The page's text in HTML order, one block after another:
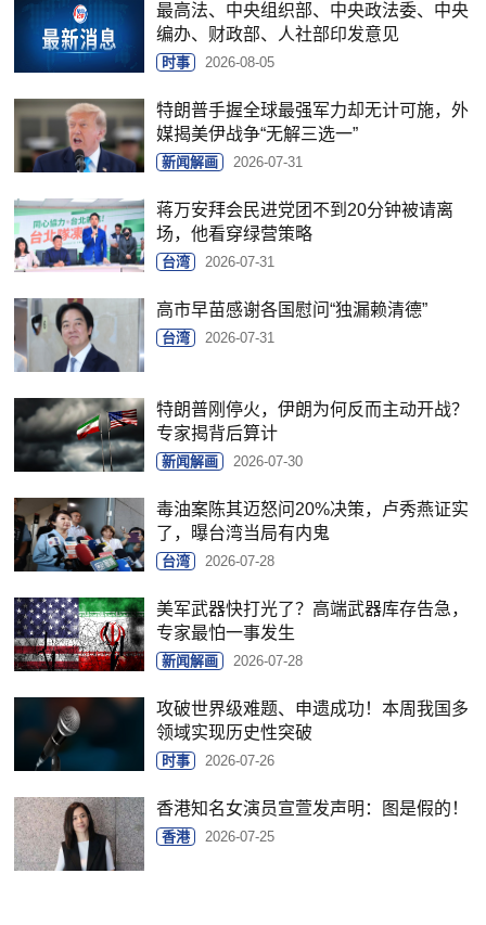
最高法、中央组织部、中央政法委、中央
编办、财政部、人社部印发意见
时事 2026-08-05
特朗普手握全球最强军力却无计可施，外
媒揭美伊战争“无解三选一”
新闻解画 2026-07-31
蒋万安拜会民进党团不到20分钟被请离
场，他看穿绿营策略
台湾 2026-07-31
高市早苗感谢各国慰问“独漏赖清德”
台湾 2026-07-31
特朗普刚停火，伊朗为何反而主动开战？
专家揭背后算计
新闻解画 2026-07-30
毒油案陈其迈怒问20%决策，卢秀燕证实
了，曝台湾当局有内鬼
台湾 2026-07-28
美军武器快打光了？高端武器库存告急，
专家最怕一事发生
新闻解画 2026-07-28
攻破世界级难题、申遗成功！本周我国多
领域实现历史性突破
时事 2026-07-26
香港知名女演员宣萱发声明：图是假的！
香港 2026-07-25